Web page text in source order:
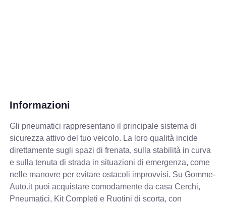
Informazioni
Gli pneumatici rappresentano il principale sistema di
sicurezza attivo del tuo veicolo. La loro qualità incide
direttamente sugli spazi di frenata, sulla stabilità in curva
e sulla tenuta di strada in situazioni di emergenza, come
nelle manovre per evitare ostacoli improvvisi. Su Gomme-
Auto.it puoi acquistare comodamente da casa Cerchi,
Pneumatici, Kit Completi e Ruotini di scorta, con